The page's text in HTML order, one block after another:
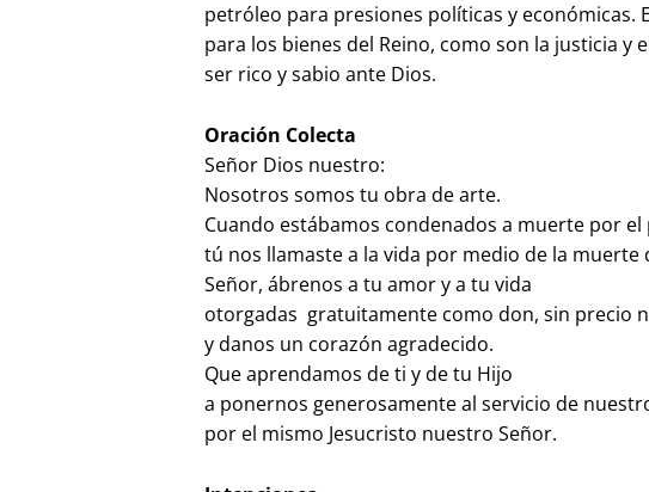
petróleo para presiones políticas y económicas.
para los bienes del Reino, como son la justicia y
ser rico y sabio ante Dios.
Oración Colecta
Señor Dios nuestro:
Nosotros somos tu obra de arte.
Cuando estábamos condenados a muerte por el
tú nos llamaste a la vida por medio de la muerte
Señor, ábrenos a tu amor y a tu vida
otorgadas gratuitamente como don, sin precio
y danos un corazón agradecido.
Que aprendamos de ti y de tu Hijo
a ponernos generosamente al servicio de
por el mismo Jesucristo nuestro Señor.